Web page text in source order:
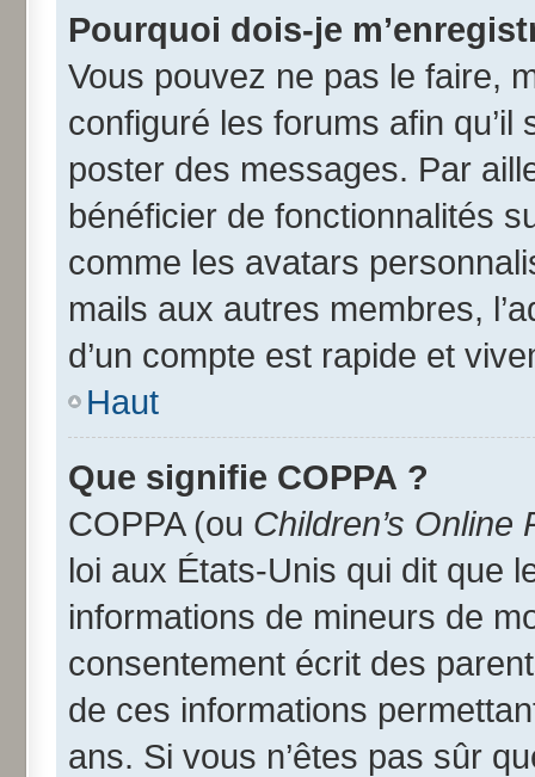
Pourquoi dois-je
Vous pouvez ne pas le faire,
configuré les forums afin
poster des messages. Par
bénéficier de fonctionnalités
comme les avatars
mails aux autres membres,
d’un compte est rapide et
Haut
Que signifie COPPA ?
COPPA (ou Children’s
loi aux États-Unis qui dit que
informations de mineurs de
consentement écrit des
de ces informations
ans. Si vous n’êtes pas sûr